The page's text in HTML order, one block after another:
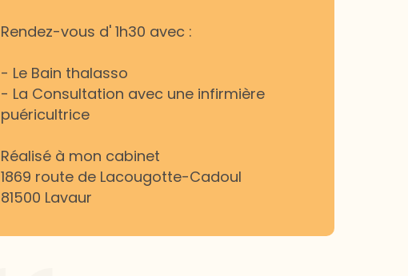
Rendez-vous d' 1h30 avec :
- Le Bain thalasso
- La Consultation avec une infirmière
puéricultrice
Réalisé à mon cabinet
1869 route de Lacougotte-Cadoul
81500 Lavaur